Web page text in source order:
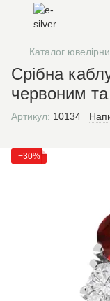
Каталог
Срібна
червоним
Артикул: 10134
−30%